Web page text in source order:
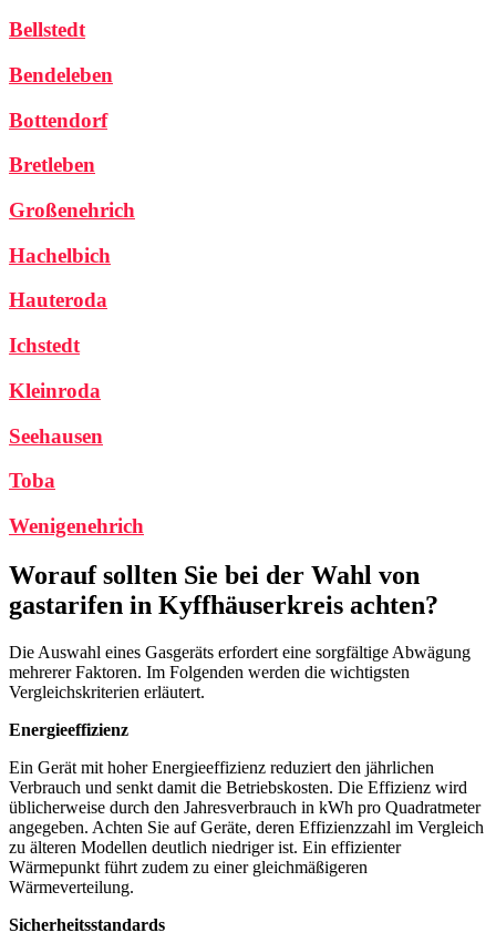
Bellstedt
Bendeleben
Bottendorf
Bretleben
Großenehrich
Hachelbich
Hauteroda
Ichstedt
Kleinroda
Seehausen
Toba
Wenigenehrich
Worauf sollten Sie bei der Wahl von
gastarifen in Kyffhäuserkreis achten?
Die Auswahl eines Gasgeräts erfordert eine sorgfältige Abwägung
mehrerer Faktoren. Im Folgenden werden die wichtigsten
Vergleichskriterien erläutert.
Energieeffizienz
Ein Gerät mit hoher Energieeffizienz reduziert den jährlichen
Verbrauch und senkt damit die Betriebskosten. Die Effizienz wird
üblicherweise durch den Jahresverbrauch in kWh pro Quadratmeter
angegeben. Achten Sie auf Geräte, deren Effizienzzahl im Vergleich
zu älteren Modellen deutlich niedriger ist. Ein effizienter
Wärmepunkt führt zudem zu einer gleichmäßigeren
Wärmeverteilung.
Sicherheitsstandards